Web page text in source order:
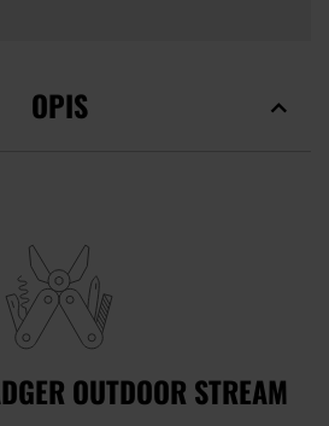
OPIS
OUTDOOR STREAM